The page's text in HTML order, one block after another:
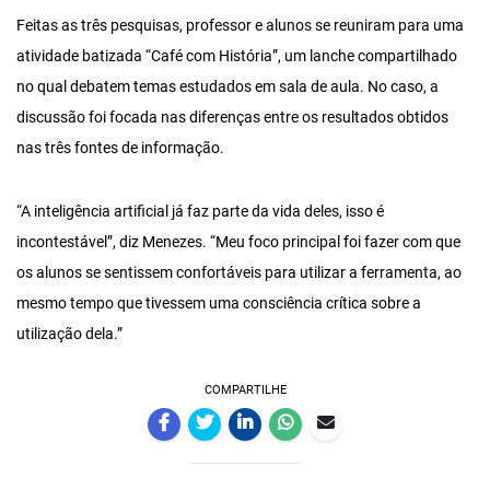
Feitas as três pesquisas, professor e alunos se reuniram para uma
atividade batizada “Café com História”, um lanche compartilhado
no qual debatem temas estudados em sala de aula. No caso, a
discussão foi focada nas diferenças entre os resultados obtidos
nas três fontes de informação.
“A inteligência artificial já faz parte da vida deles, isso é
incontestável”, diz Menezes. “Meu foco principal foi fazer com que
os alunos se sentissem confortáveis para utilizar a ferramenta, ao
mesmo tempo que tivessem uma consciência crítica sobre a
utilização dela.”
COMPARTILHE